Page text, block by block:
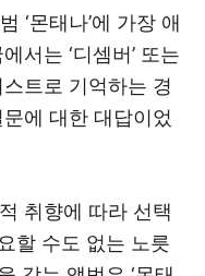
‘몬태나’에 가장 애
서는 ‘디셈버’ 또는
트로 기억하는 경
에 대한 대답이었
취향에 따라 선택
할 수도 없는 노릇